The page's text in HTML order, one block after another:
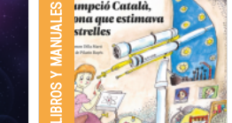
LIBROS Y MANUALES